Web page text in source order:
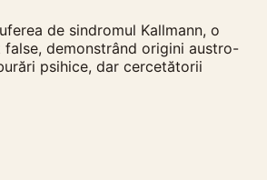
de sindromul Kallmann, o
demonstrând origini austro-
psihice, dar cercetătorii